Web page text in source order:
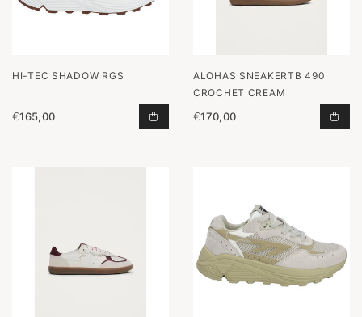
HI-TEC SHADOW RGS
€165,00 SHADOW RGS TOEVOEGEN AAN
ALOHAS SNEAKERTB 490
CROCHET CREAM
€170,00